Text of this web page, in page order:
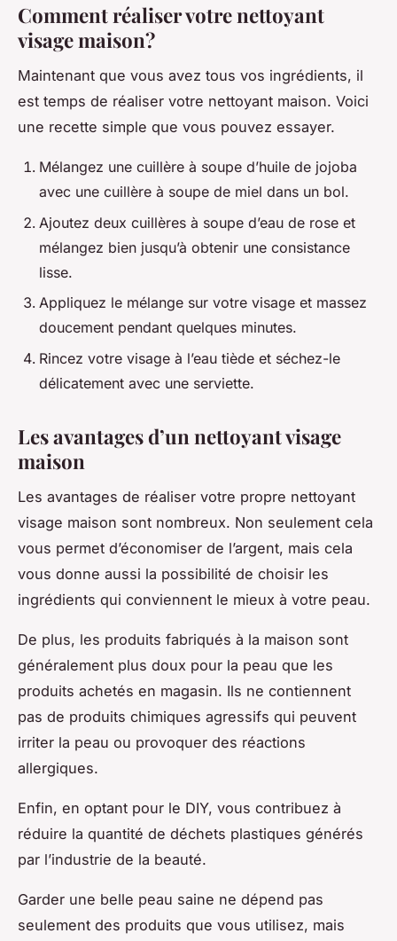
Comment réaliser votre nettoyant
visage maison?
Maintenant que vous avez tous vos ingrédients, il
est temps de réaliser votre nettoyant maison. Voici
une recette simple que vous pouvez essayer.
Mélangez une cuillère à soupe d’huile de jojoba
avec une cuillère à soupe de miel dans un bol.
Ajoutez deux cuillères à soupe d’eau de rose et
mélangez bien jusqu’à obtenir une consistance
lisse.
Appliquez le mélange sur votre visage et massez
doucement pendant quelques minutes.
Rincez votre visage à l’eau tiède et séchez-le
délicatement avec une serviette.
Les avantages d’un nettoyant visage
maison
Les avantages de réaliser votre propre nettoyant
visage maison sont nombreux. Non seulement cela
vous permet d’économiser de l’argent, mais cela
vous donne aussi la possibilité de choisir les
ingrédients qui conviennent le mieux à votre peau.
De plus, les produits fabriqués à la maison sont
généralement plus doux pour la peau que les
produits achetés en magasin. Ils ne contiennent
pas de produits chimiques agressifs qui peuvent
irriter la peau ou provoquer des réactions
allergiques.
Enfin, en optant pour le DIY, vous contribuez à
réduire la quantité de déchets plastiques générés
par l’industrie de la beauté.
Garder une belle peau saine ne dépend pas
seulement des produits que vous utilisez, mais